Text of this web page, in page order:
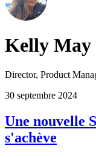
Kelly May
Director, Product
30 septembre 2024
Une nouvelle
s'achève